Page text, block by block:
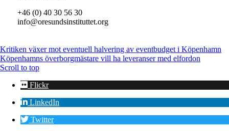
+46 (0) 40 30 56 30
info@oresundsinstituttet.org
Kritiken växer mot eventuell halvering av eventbudget i Köpenhamn
Köpenhamns överborgmästare vill ha leveranser med elfordon
Scroll to top
Flickr
LinkedIn
Twitter